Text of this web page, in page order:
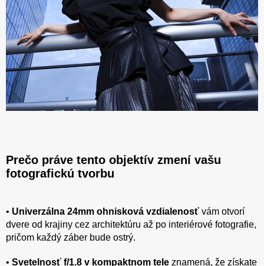
Prečo práve tento objektív zmení vašu
fotografickú tvorbu
• Univerzálna 24mm ohnisková vzdialenosť vám otvorí
dvere od krajiny cez architektúru až po interiérové fotografie,
pričom každý záber bude ostrý.
• Svetelnosť f/1.8 v kompaktnom tele znamená, že získate